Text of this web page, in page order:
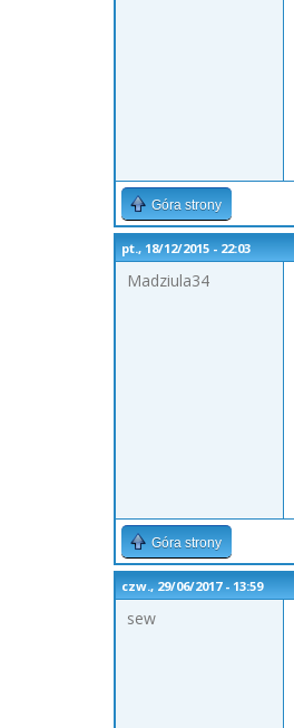
Góra strony
pt., 18/12/2015 - 22:03
Madziula34
Góra strony
czw., 29/06/2017 - 13:59
sew